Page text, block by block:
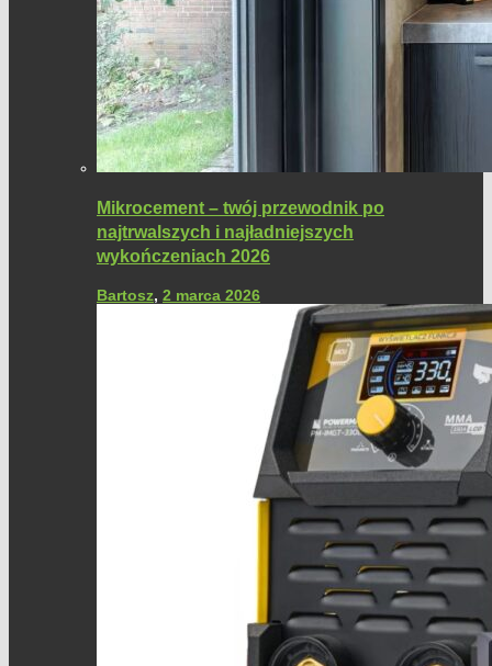
Mikrocement – twój przewodnik po
najtrwalszych i najładniejszych
wykończeniach 2026
Bartosz, 2 marca 2026